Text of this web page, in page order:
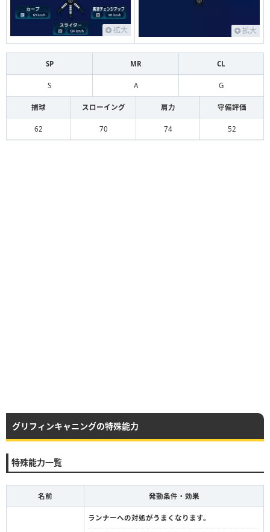
拡大 拡大
SP MR CL
S A G
捕球 スローイング 肩力 守備評価
62 70 74 52
グリフィンキャニングの特殊能力
特殊能力一覧
名前 発動条件・効果
ランナーへの対処がうまくなります。